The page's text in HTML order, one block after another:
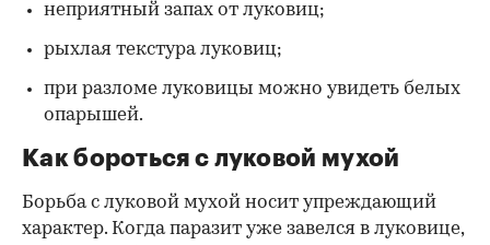
неприятный запах от луковиц;
рыхлая текстура луковиц;
при разломе луковицы можно увидеть белых
опарышей.
Как бороться с луковой мухой
Борьба с луковой мухой носит упреждающий
характер. Когда паразит уже завелся в луковице,